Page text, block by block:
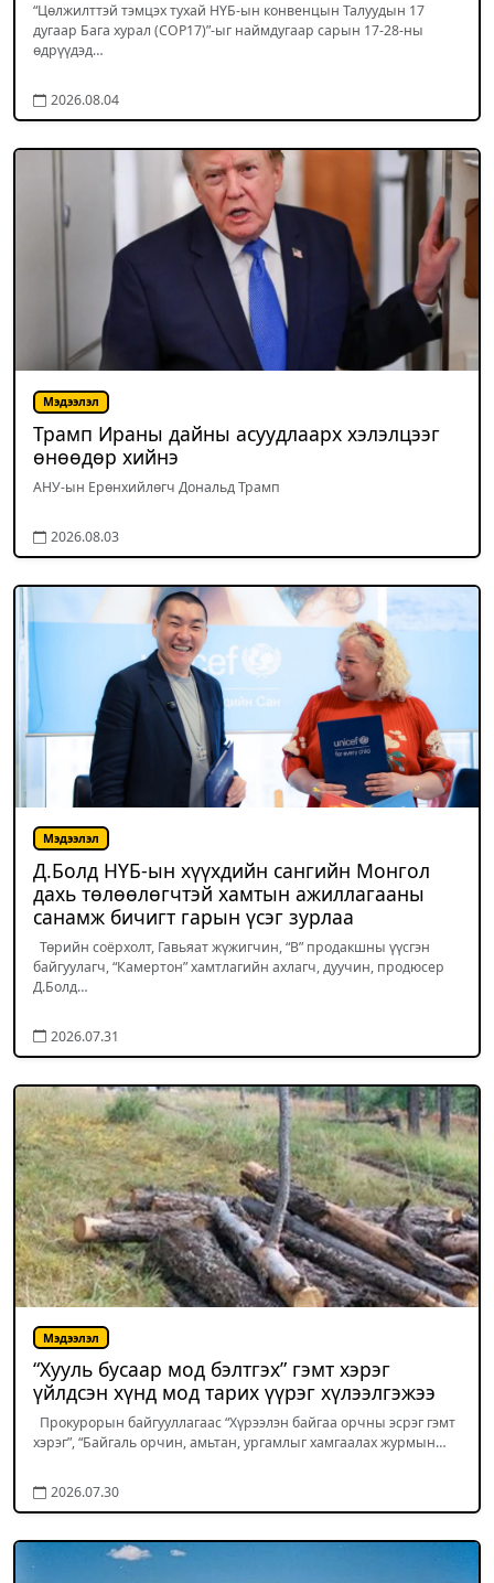
“Цөлжилттэй тэмцэх тухай НҮБ-ын конвенцын Талуудын 17
дугаар Бага хурал (COP17)”-ыг наймдугаар сарын 17-28-ны
өдрүүдэд…
2026.08.04
Мэдээлэл
Трамп Ираны дайны асуудлаарх хэлэлцээг
өнөөдөр хийнэ
АНУ-ын Ерөнхийлөгч Дональд Трамп
2026.08.03
Мэдээлэл
Д.Болд НҮБ-ын хүүхдийн сангийн Монгол
дахь төлөөлөгчтэй хамтын ажиллагааны
санамж бичигт гарын үсэг зурлаа
Төрийн соёрхолт, Гавьяат жүжигчин, “В” продакшны үүсгэн
байгуулагч, “Камертон” хамтлагийн ахлагч, дуучин, продюсер
Д.Болд…
2026.07.31
Мэдээлэл
“Хууль бусаар мод бэлтгэх” гэмт хэрэг
үйлдсэн хүнд мод тарих үүрэг хүлээлгэжээ
Прокурорын байгууллагаас “Хүрээлэн байгаа орчны эсрэг гэмт
хэрэг”, “Байгаль орчин, амьтан, ургамлыг хамгаалах журмын…
2026.07.30